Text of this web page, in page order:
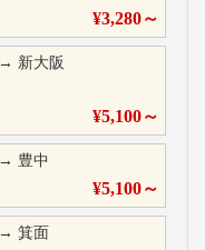
¥3,280～
→ 新大阪
¥5,100～
→ 豊中
¥5,100～
→箕面